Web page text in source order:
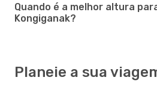
Quando é a melhor altura
Kongiganak?
Planeie a sua